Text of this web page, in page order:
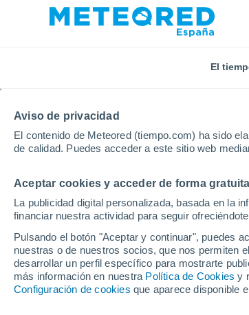
Aviso de privacidad
El contenido de Meteored (tiempo.com) ha sido
de calidad. Puedes acceder a este sitio web
Aceptar cookies y acceder de forma gratuita
La publicidad digital personalizada, basada en la
financiar nuestra actividad para seguir
Pulsando el botón "Aceptar y continuar", puedes
nuestras o de nuestros socios, que nos permiten
desarrollar un perfil específico para mostrarte
más información en nuestra Política de Cookies y
Configuración de cookies que aparece disponible
El
Inicio Grecia Peloponeso
El Tiempo en
Hoy, 7 agosto Todo el día